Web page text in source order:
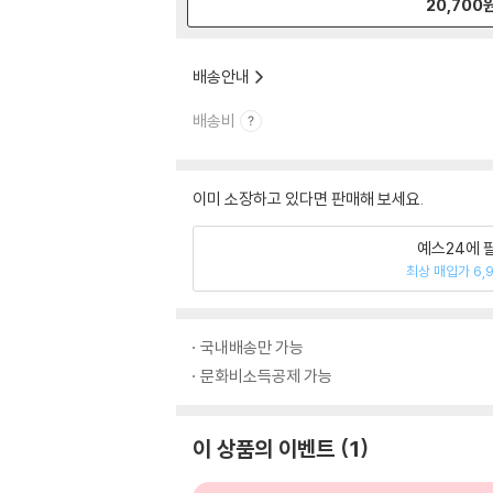
20,700
배송안내
배송비
이미 소장하고 있다면 판매해 보세요.
예스24에
최상 매입가
국내배송만 가능
문화비소득공제 가능
이 상품의 이벤트 1